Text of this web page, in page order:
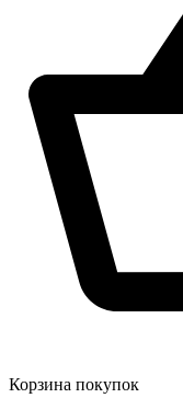
Корзина покупок